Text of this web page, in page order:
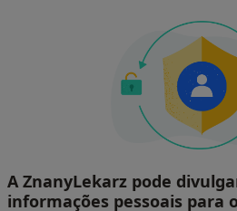
A ZnanyLekarz pode
informações pessoais para